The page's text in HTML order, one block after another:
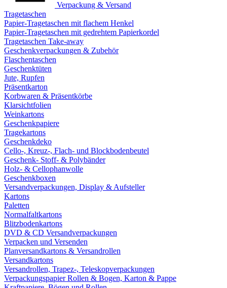
Verpackung & Versand
Tragetaschen
Papier-Tragetaschen mit flachem Henkel
Papier-Tragetaschen mit gedrehtem Papierkordel
Tragetaschen Take-away
Geschenkverpackungen & Zubehör
Flaschentaschen
Geschenktüten
Jute, Rupfen
Präsentkarton
Korbwaren & Präsentkörbe
Klarsichtfolien
Weinkartons
Geschenkpapiere
Tragekartons
Geschenkdeko
Cello-, Kreuz-, Flach- und Blockbodenbeutel
Geschenk- Stoff- & Polybänder
Holz- & Cellophanwolle
Geschenkboxen
Versandverpackungen, Display & Aufsteller
Kartons
Paletten
Normalfaltkartons
Blitzbodenkartons
DVD & CD Versandverpackungen
Verpacken und Versenden
Planversandkartons & Versandrollen
Versandkartons
Versandrollen, Trapez-, Teleskopverpackungen
Verpackungspapier Rollen & Bogen, Karton & Pappe